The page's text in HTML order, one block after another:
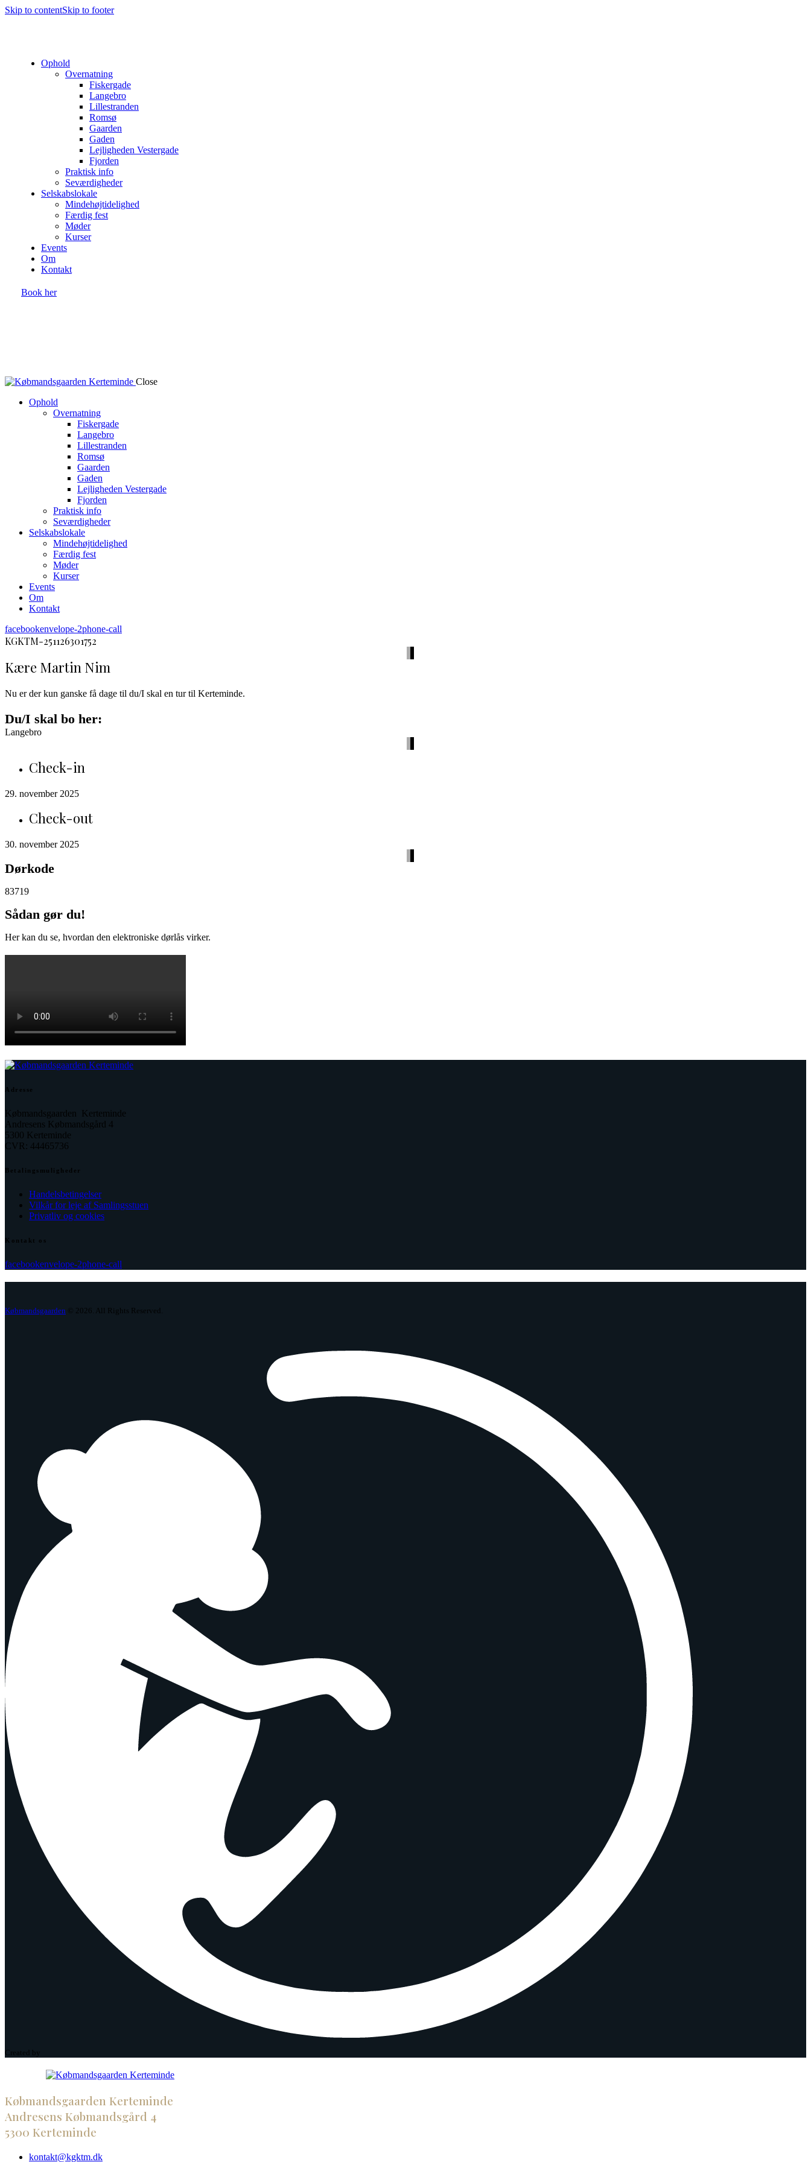
Skip to contentSkip to footer
Ophold
Overnatning
Fiskergade
Langebro
Lillestranden
Romsø
Gaarden
Gaden
Lejligheden Vestergade
Fjorden
Praktisk info
Seværdigheder
Selskabslokale
Mindehøjtidelighed
Færdig fest
Møder
Kurser
Events
Om
Kontakt
Book her
Close
Ophold
Overnatning
Fiskergade
Langebro
Lillestranden
Romsø
Gaarden
Gaden
Lejligheden Vestergade
Fjorden
Praktisk info
Seværdigheder
Selskabslokale
Mindehøjtidelighed
Færdig fest
Møder
Kurser
Events
Om
Kontakt
facebookenvelope-2phone-call
KGKTM-251126301752
Kære Martin Nim
Nu er der kun ganske få dage til du/I skal en tur til Kerteminde.
Du/I skal bo her:
Langebro
Check-in
29. november 2025
Check-out
30. november 2025
Dørkode
83719
Sådan gør du!
Her kan du se, hvordan den elektroniske dørlås virker.
Adresse
Købmandsgaarden Kerteminde
Andresens Købmandsgård 4
5300 Kerteminde
CVR: 44465736
Betalingsmuligheder
Handelsbetingelser
Vilkår for leje af Samlingsstuen
Privatliv og cookies
Kontakt os
facebookenvelope-2phone-call
Købmandsgaarden © 2026. All Rights Reserved.
Created by
Købmandsgaarden Kerteminde
Andresens Købmandsgård 4
5300 Kerteminde
kontakt@kgktm.dk